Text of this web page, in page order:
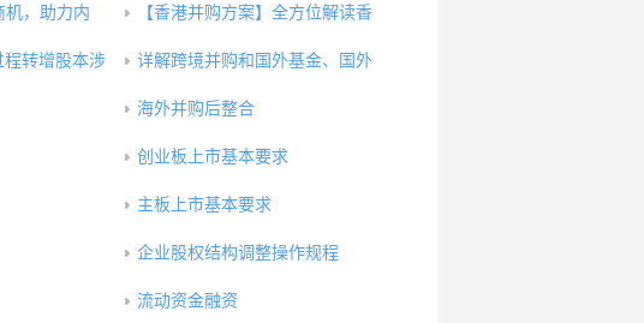
机，助力内 【香港并购方案】全方位解读香
程转增股本涉 详解跨境并购和国外基金、国外
海外并购后整合
创业板上市基本要求
主板上市基本要求
企业股权结构调整操作规程
流动资金融资